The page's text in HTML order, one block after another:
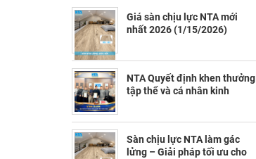
Giá sàn chịu lực NTA mới
nhất 2026 (1/15/2026)
NTA Quyết định khen thưởng
tập thể và cá nhân kinh
Sàn chịu lực NTA làm gác
lửng – Giải pháp tối ưu cho